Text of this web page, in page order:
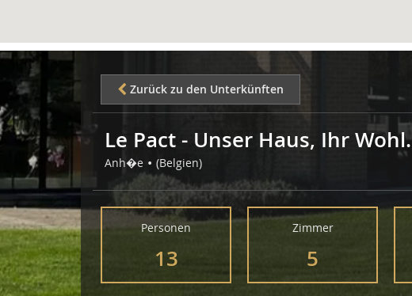
Zurück zu den Unterkünften
Le Pact - Unser Haus, Ihr Wohl.
Anh�e (Belgien)
Personen
13
Zimmer
5